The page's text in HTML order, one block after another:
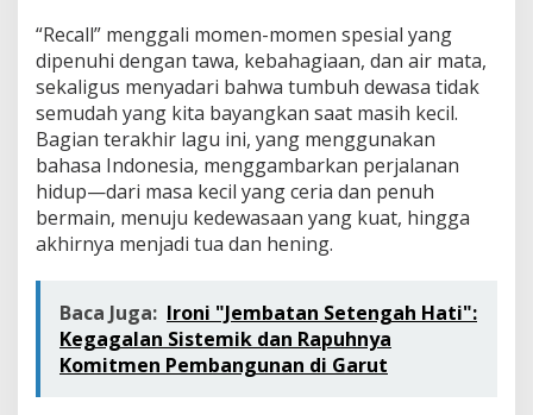
“Recall” menggali momen-momen spesial yang
dipenuhi dengan tawa, kebahagiaan, dan air mata,
sekaligus menyadari bahwa tumbuh dewasa tidak
semudah yang kita bayangkan saat masih kecil.
Bagian terakhir lagu ini, yang menggunakan
bahasa Indonesia, menggambarkan perjalanan
hidup—dari masa kecil yang ceria dan penuh
bermain, menuju kedewasaan yang kuat, hingga
akhirnya menjadi tua dan hening.
Baca Juga: Ironi "Jembatan Setengah Hati":
Kegagalan Sistemik dan Rapuhnya
Komitmen Pembangunan di Garut